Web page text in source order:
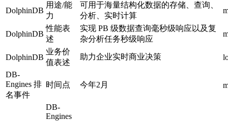
DolphinDB
用途/能
力
可用于海量结构化数据的存储、查询、
分析、实时计算
DolphinDB
性能表
述
实现 PB 级数据查询毫秒级响应以及复
杂分析任务秒级响应
DolphinDB
业务价
值表述
助力企业实时商业决策
DB-
Engines 排
名事件
时间点 今年2月
DB-
Engines